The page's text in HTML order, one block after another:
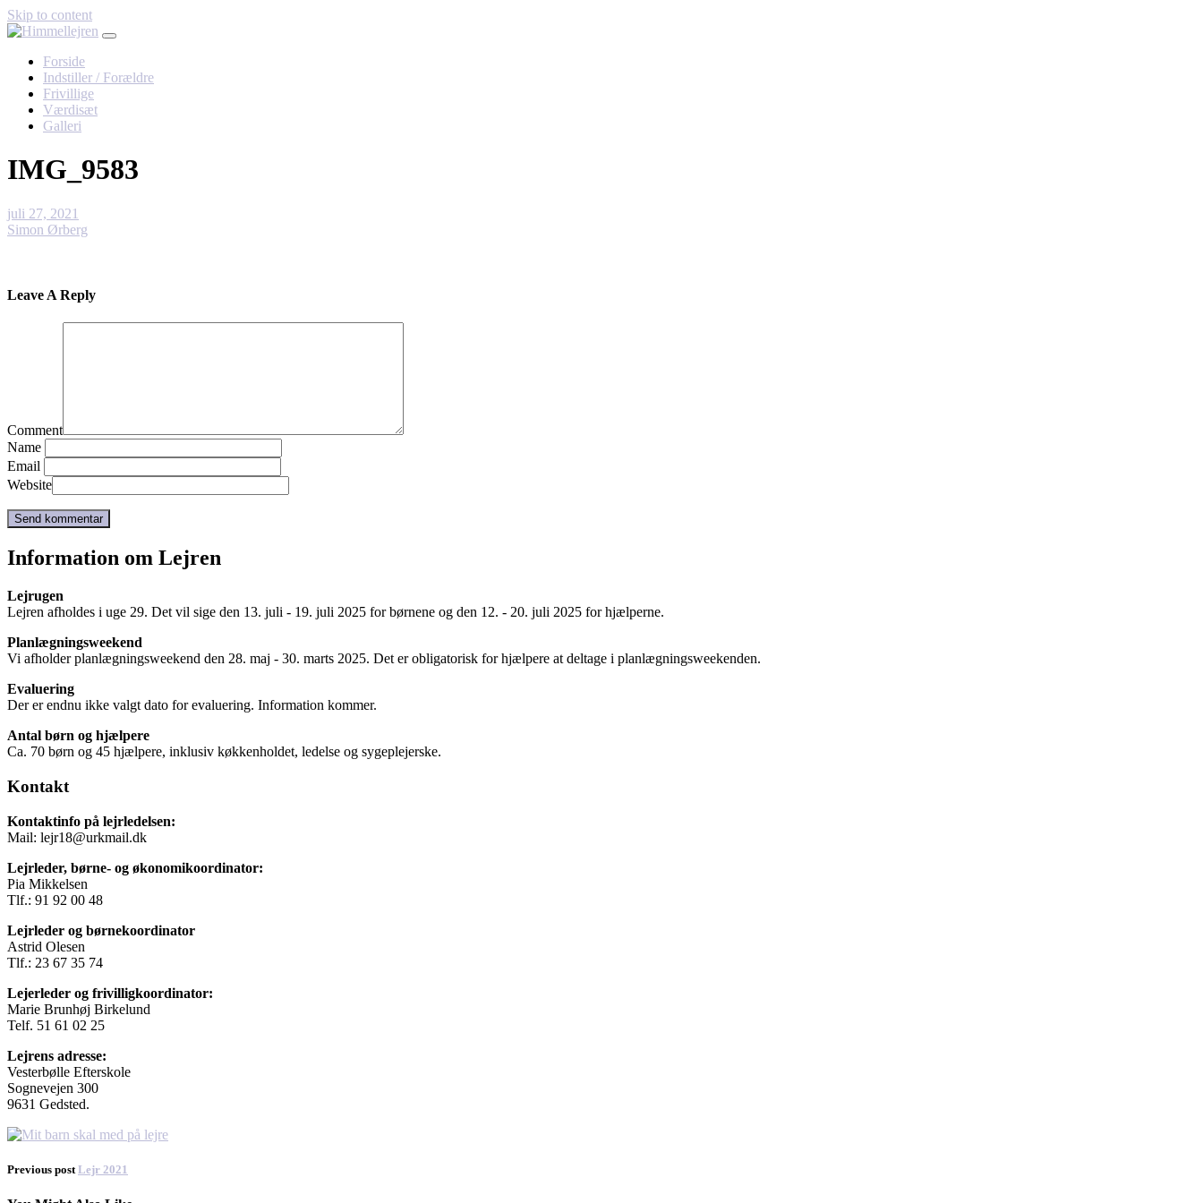
Skip to content
Forside
Indstiller / Forældre
Frivillige
Værdisæt
Galleri
IMG_9583
juli 27, 2021
Simon Ørberg
Leave A Reply
Comment
Name
Email
Website
Information om Lejren
Lejrugen
Lejren afholdes i uge 29. Det vil sige den 13. juli - 19. juli 2025 for børnene og den 12. - 20. juli 2025 for hjælperne.
Planlægningsweekend
Vi afholder planlægningsweekend den 28. maj - 30. marts 2025. Det er obligatorisk for hjælpere at deltage i planlægningsweekenden.
Evaluering
Der er endnu ikke valgt dato for evaluering. Information kommer.
Antal børn og hjælpere
Ca. 70 børn og 45 hjælpere, inklusiv køkkenholdet, ledelse og sygeplejerske.
Kontakt
Kontaktinfo på lejrledelsen:
Mail: lejr18@urkmail.dk
Lejrleder, børne- og økonomikoordinator:
Pia Mikkelsen
Tlf.: 91 92 00 48
Lejrleder og børnekoordinator
Astrid Olesen
Tlf.: 23 67 35 74
Lejerleder og frivilligkoordinator:
Marie Brunhøj Birkelund
Telf. 51 61 02 25
Lejrens adresse:
Vesterbølle Efterskole
Sognevejen 300
9631 Gedsted.
Previous post Lejr 2021